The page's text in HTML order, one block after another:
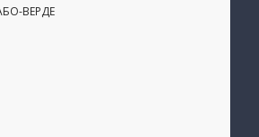
ВРЕМЕНИ НА РАЗНЫЕ
ВЕРДЕ